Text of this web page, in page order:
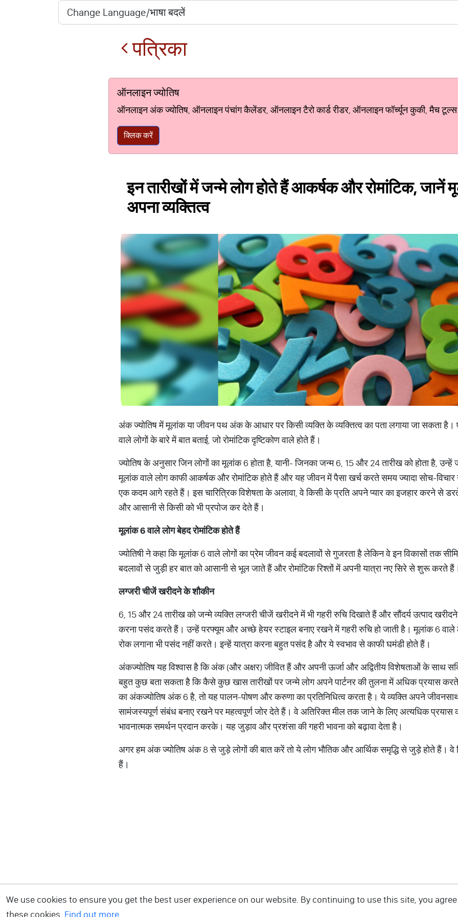
पत्रिका
ऑनलाइन ज्योतिष
ऑनलाइन अंक ज्योतिष, ऑनलाइन पंचांग कैलेंडर, ऑनलाइन टैरो कार्ड रीडर, ऑनलाइन फॉर्च्यून कुकी, मैच टूल्स
क्लिक करें
इन तारीखों में जन्मे लोग होते हैं आकर्षक और रोमांटिक,
अपना व्यक्तित्व
अंक ज्योतिष में मूलांक या जीवन पथ अंक के आधार पर किसी व्यक्ति के व्यक्तित्व का पता लगाया जा सकता
वाले लोगों के बारे में बात बताई, जो रोमांटिक दृष्टिकोण वाले होते हैं।
ज्योतिष के अनुसार जिन लोगों का मूलांक 6 होता है, यानी- जिनका जन्म 6, 15 और 24 तारीख को होता है, उन्हें
मूलांक वाले लोग काफी आकर्षक और रोमांटिक होते हैं और यह जीवन में पैसा खर्च करते समय ज्यादा सोच-
एक कदम आगे रहते हैं। इस चारित्रिक विशेषता के अलावा, वे किसी के प्रति अपने प्यार का इजहार करने से
और आसानी से किसी को भी प्रपोज कर देते हैं।
मूलांक6वालेलोगबेहदरोमांटिकहोतेहैं
ज्योतिषी ने कहा कि मूलांक 6 वाले लोगों का प्रेम जीवन कई बदलावों से गुजरता है लेकिन वे इन विकासों तक
बदलावों से जुड़ी हर बात को आसानी से भूल जाते हैं और रोमांटिक रिश्तों में अपनी यात्रा नए सिरे से शुरू करते
लग्जरीचीजेंखरीदनेकेशौकीन
6, 15 और 24 तारीख को जन्मे व्यक्ति लग्जरी चीजें खरीदने में भी गहरी रुचि दिखाते हैं और सौंदर्य उत्पाद खरीदने
करना पसंद करते हैं। उन्हें परफ्यूम और अच्छे हेयर स्टाइल बनाए रखने में गहरी रुचि हो जाती है। मूलांक 6
रोक लगाना भी पसंद नहीं करते। इन्हें यात्रा करना बहुत पसंद है और ये स्वभाव से काफी घमंडी होते हैं।
अंकज्योतिष यह विश्वास है कि अंक (और अक्षर) जीवित हैं और अपनी ऊर्जा और अद्वितीय विशेषताओं के साथ
बहुत कुछ बता सकता है कि कैसे कुछ खास तारीखों पर जन्मे लोग अपने पार्टनर की तुलना में अधिक प्रयास
का अंकज्योतिष अंक 6 है, तो यह पालन-पोषण और करुणा का प्रतिनिधित्व करता है। ये व्यक्ति अपने
सामंजस्यपूर्ण संबंध बनाए रखने पर महत्वपूर्ण जोर देते हैं। वे अतिरिक्त मील तक जाने के लिए अत्यधिक प्रयास
भावनात्मक समर्थन प्रदान करके। यह जुड़ाव और प्रशंसा की गहरी भावना को बढ़ावा देता है।
अगर हम अंक ज्योतिष अंक 8 से जुड़े लोगों की बात करें तो ये लोग भौतिक और आर्थिक समृद्धि से जुड़े होते हैं। वे
हैं।
We use cookies to ensure you get the best user experience on our website. By continuing to use this site, you
these cookies. Find out more